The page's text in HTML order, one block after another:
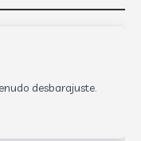
desbarajuste.